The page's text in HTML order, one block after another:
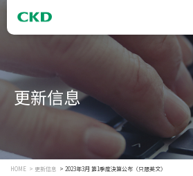
更新信息
HOME 更新信息 2023年3月 第1季度決算公布（只限英文）